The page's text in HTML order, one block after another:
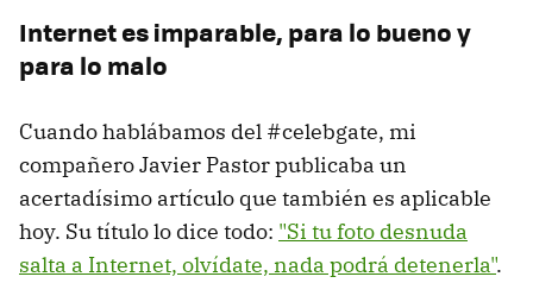
Internet es imparable, para lo bueno y
para lo malo
Cuando hablábamos del #celebgate, mi
compañero Javier Pastor publicaba un
acertadísimo artículo que también es aplicable
hoy. Su título lo dice todo: "Si tu foto desnuda
salta a Internet, olvídate, nada podrá detenerla".